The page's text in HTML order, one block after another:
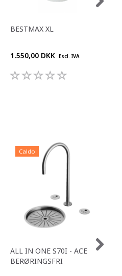
BESTMAX XL
1.550,00 DKK Escl. IVA
Caldo
ALL IN ONE S70I - ACE
BERØRINGSFRI